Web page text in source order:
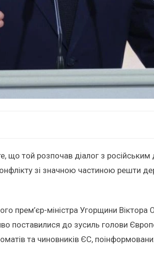
що той розпочав діалог з
зі значною частиною решти
прем’єр-міністра Угорщини Віктора
поставилися до зусиль голови
та чиновників ЄС,